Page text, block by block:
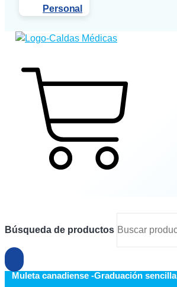
Personal
Búsqueda de productos
Muleta canadiense -Graduación sencilla